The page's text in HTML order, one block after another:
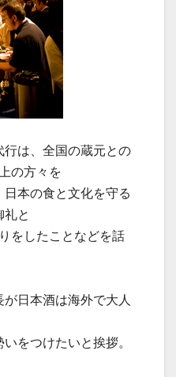
は、全国の蔵元との
の方々を
本の食と文化を守る
礼と
をしたことなどを話
日本酒は海外で大人
をつけたいと挨拶。